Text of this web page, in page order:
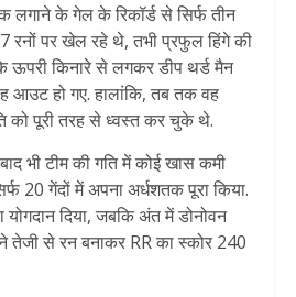
के गेल के रिकॉर्ड से सिर्फ तीन
रनों पर खेल रहे थे, तभी प्रफुल हिंगे की
ऊपरी किनारे से लगकर डीप थर्ड मैन
आउट हो गए. हालांकि, तब तक वह
को पूरी तरह से ध्वस्त कर चुके थे.
भी टीम की गति में कोई खास कमी
20 गेंदों में अपना अर्धशतक पूरा किया.
योगदान दिया, जबकि अंत में डोनोवन
तेजी से रन बनाकर RR का स्कोर 240